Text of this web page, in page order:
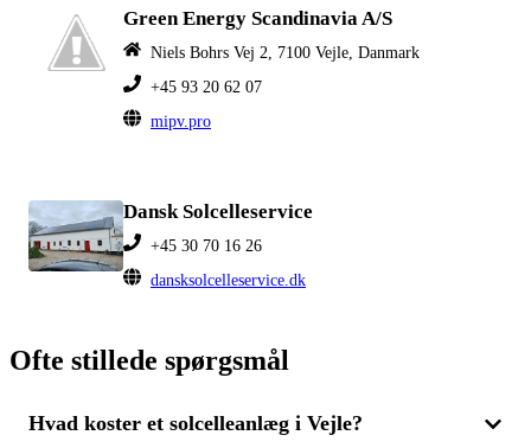
Green Energy Scandinavia A/S
Niels Bohrs Vej 2, 7100 Vejle, Danmark
+45 93 20 62 07
mipv.pro
Dansk Solcelleservice
+45 30 70 16 26
dansksolcelleservice.dk
Ofte stillede spørgsmål
Hvad koster et solcelleanlæg i Vejle?